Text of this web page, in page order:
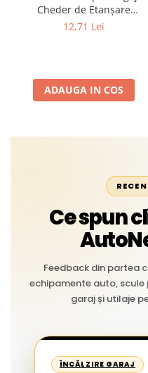
Cheder de Etanșare
Profesional din Cauciuc -
Liniar
12,71 Lei
ADAUGA IN COS
Ce spun
Feedback din partea
echipamente auto,
garaj și utilaje
ÎNCĂLZIRE GARAJ